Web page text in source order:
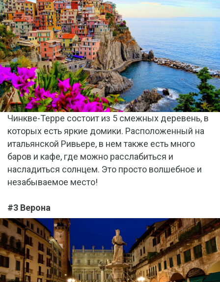
Чинкве-Терре состоит из 5 смежных деревень, в
которых есть яркие домики. Расположенный на
итальянской Ривьере, в нем также есть много
баров и кафе, где можно расслабиться и
насладиться солнцем. Это просто волшебное и
незабываемое место!
#3 Верона